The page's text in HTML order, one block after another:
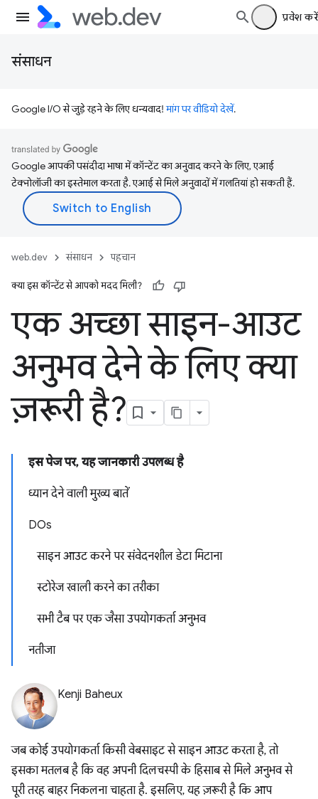
प्रवेश करें
संसाधन
Google I/O से जुड़े रहने के लिए धन्यवाद!मांग पर वीडियो देखें.
Google आपकी पसंदीदा भाषा में कॉन्टेंट का अनुवाद करने के लिए, एआई
टेक्नोलॉजी का इस्तेमाल करता है. एआई से मिले अनुवादों में गलतियां हो सकती हैं.
web.dev संसाधन पहचान
क्या इस कॉन्टेंट से आपको मदद मिली?
एक अच्छा साइन-आउट
अनुभव देने के लिए क्या
ज़रूरी है?
इस पेज पर, यह जानकारी उपलब्ध है
ध्यान देने वाली मुख्य बातें
DOs
साइन आउट करने पर संवेदनशील डेटा मिटाना
स्टोरेज खाली करने का तरीका
सभी टैब पर एक जैसा उपयोगकर्ता अनुभव
नतीजा
Kenji Baheux
जब कोई उपयोगकर्ता किसी वेबसाइट से साइन आउट करता है, तो
इसका मतलब है कि वह अपनी दिलचस्पी के हिसाब से मिले अनुभव से
पूरी तरह बाहर निकलना चाहता है. इसलिए, यह ज़रूरी है कि आप